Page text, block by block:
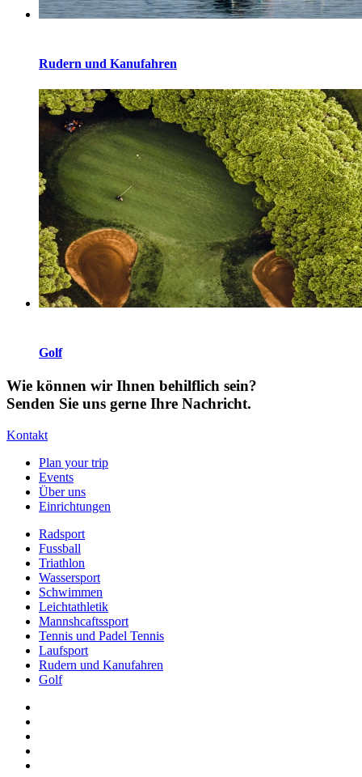
Rudern und Kanufahren
Golf
Wie können wir Ihnen behilflich sein?
Senden Sie uns gerne Ihre Nachricht.
Kontakt
Plan your trip
Events
Über uns
Einrichtungen
Radsport
Fussball
Triathlon
Wassersport
Schwimmen
Leichtathletik
Mannshcaftssport
Tennis und Padel Tennis
Laufsport
Rudern und Kanufahren
Golf